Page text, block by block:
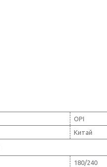
OPI
Китай
180/240